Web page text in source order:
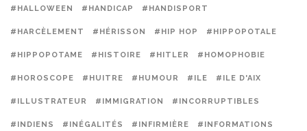
#HALLOWEEN #HANDICAP #HANDISPORT
#HARCÈLEMENT #HÉRISSON #HIP HOP #HIPPOPOTALE
#HIPPOPOTAME #HISTOIRE #HITLER #HOMOPHOBIE
#HOROSCOPE #HUITRE #HUMOUR #ILE #ILE D'AIX
#ILLUSTRATEUR #IMMIGRATION #INCORRUPTIBLES
#INDIENS #INÉGALITÉS #INFIRMIÈRE #INFORMATIONS